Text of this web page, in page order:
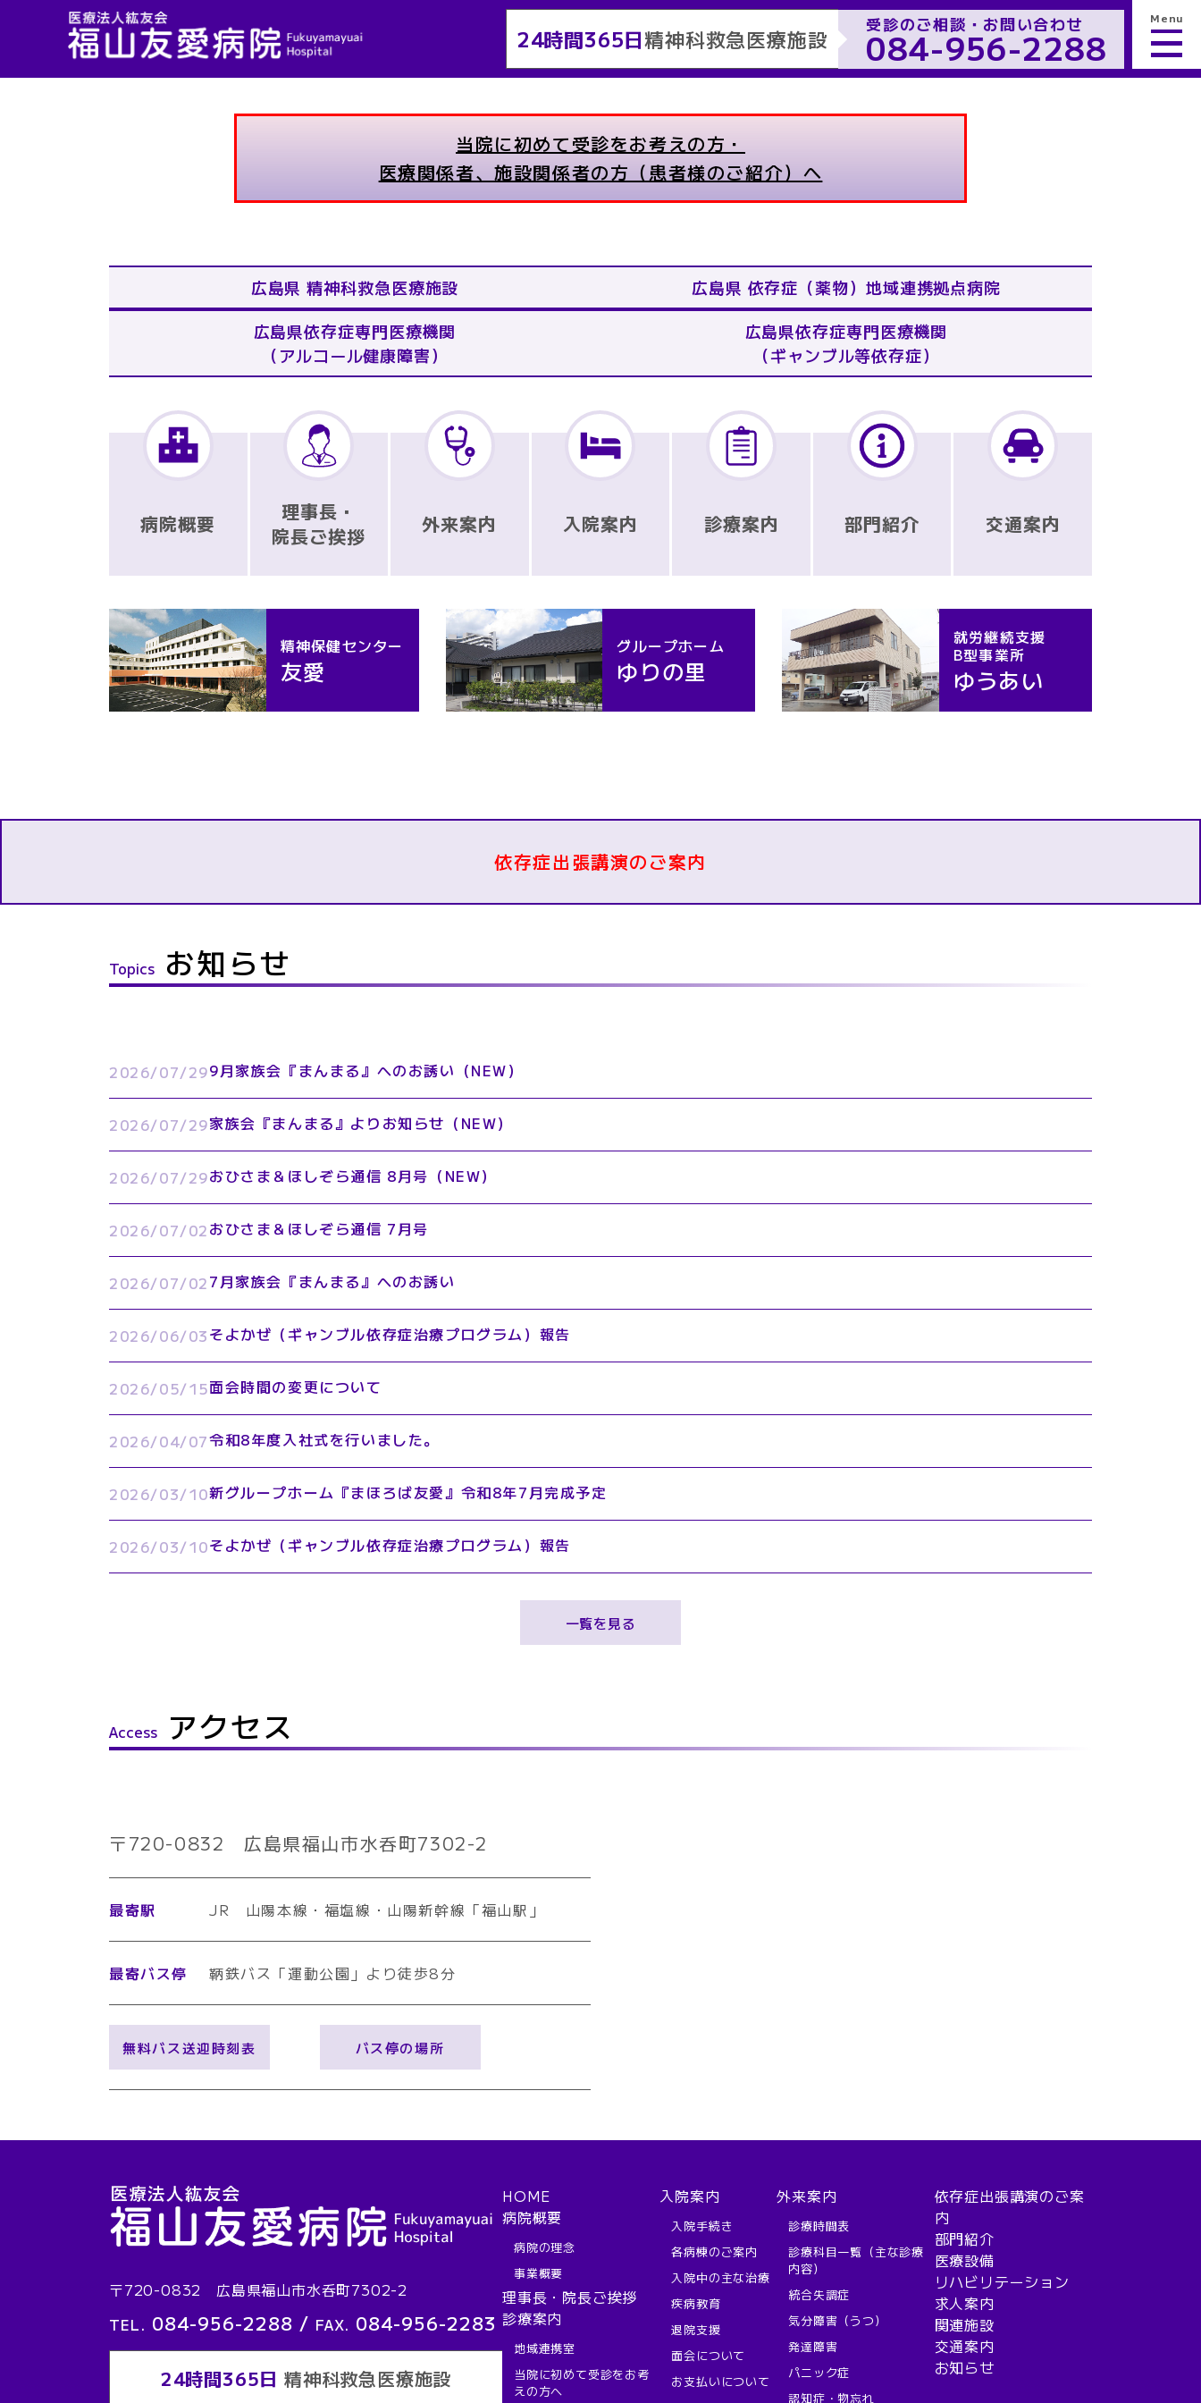
24時間365日精神科救急医療施設
受診のご相談・お問い合わせ
084-956-2288
Menu
当院に初めて受診をお考えの方・
医療関係者、施設関係者の方（患者様のご紹介）へ
広島県 精神科救急医療施設 広島県 依存症（薬物） 地域連携拠点病院
広島県依存症専門医療機関
（アルコール健康障害）
広島県依存症専門医療機関
（ギャンブル等依存症）
病院概要
理事長・
院長ご挨拶
外来案内 入院案内 診療案内 部門紹介 交通案内
精神保健センター
友愛
グループホーム
ゆりの里
就労継続支援
B型事業所
ゆうあい
依存症出張講演のご案内
Topics お知らせ
2026/07/299月家族会『まんまる』へのお誘い （NEW）
2026/07/29家族会『まんまる』よりお知らせ （NEW）
2026/07/29おひさま＆ほしぞら通信 8月号 （NEW）
2026/07/02おひさま＆ほしぞら通信 7月号
2026/07/027月家族会『まんまる』へのお誘い
2026/06/03そよかぜ（ギャンブル依存症治療プログラム）報告
2026/05/15面会時間の変更について
2026/04/07令和8年度入社式を行いました。
2026/03/10新グループホーム『まほろば友愛』令和8年7月完成予定
2026/03/10そよかぜ（ギャンブル依存症治療プログラム）報告
一覧を見る
Access アクセス
〒720-0832 広島県福山市水呑町7302-2
最寄駅 JR 山陽本線・福塩線・山陽新幹線「福山駅」
最寄バス停 鞆鉄バス「運動公園」より徒歩8分
無料バス送迎時刻表 バス停の場所
〒720-0832 広島県福山市水呑町7302-2
TEL. 084-956-2288 / FAX. 084-956-2283
24時間365日 精神科救急医療施設
HOME
病院概要
病院の理念
事業概要
理事長・院長ご挨拶
診療案内
地域連携室
当院に初めて受診をお考
えの方へ
入院案内
入院手続き
各病棟のご案内
入院中の主な治療
疾病教育
退院支援
面会について
お支払いについて
外来案内
診療時間表
診療科目一覧（主な診療
内容）
統合失調症
気分障害（うつ）
発達障害
パニック症
認知症・物忘れ
依存症出張講演のご案
内
部門紹介
医療設備
リハビリテーション
求人案内
関連施設
交通案内
お知らせ